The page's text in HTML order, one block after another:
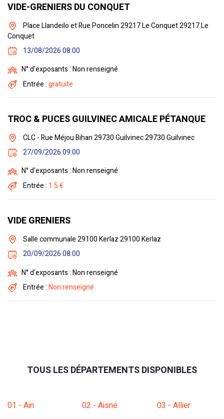
VIDE-GRENIERS DU CONQUET
Place Llandeilo et Rue Poncelin 29217 Le Conquet 29217 Le
Conquet
13/08/2026 08:00
N° d'exposants : Non renseigné
Entrée :gratuite
TROC & PUCES GUILVINEC AMICALE PÉTANQUE
CLC - Rue Méjou Bihan 29730 Guilvinec 29730 Guilvinec
27/09/2026 09:00
N° d'exposants : Non renseigné
Entrée : 1.5 €
VIDE GRENIERS
Salle communale 29100 Kerlaz 29100 Kerlaz
20/09/2026 08:00
N° d'exposants : Non renseigné
Entrée :Non renseigné
TOUS LES DÉPARTEMENTS DISPONIBLES
01 - Ain 02 - Aisne
03 - Allier